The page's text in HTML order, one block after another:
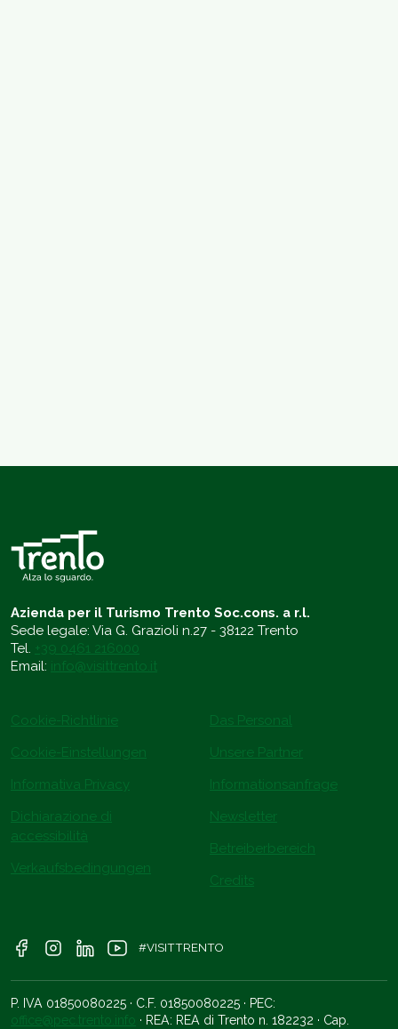
Azienda per il Turismo Trento Soc.cons. a r.l.
Sede legale: Via G. Grazioli n.27 - 38122 Trento
Tel. +39 0461 216000
Email: info@visittrento.it
Cookie-Richtlinie
Cookie-Einstellungen
Informativa Privacy
Dichiarazione di
accessibilità
Verkaufsbedingungen
Das Personal
Unsere Partner
Informationsanfrage
Newsletter
Betreiberbereich
Credits
#VISITTRENTO
P. IVA 01850080225 · C.F. 01850080225 · PEC:
office@pec.trento.info · REA: REA di Trento n. 182232 · Cap.